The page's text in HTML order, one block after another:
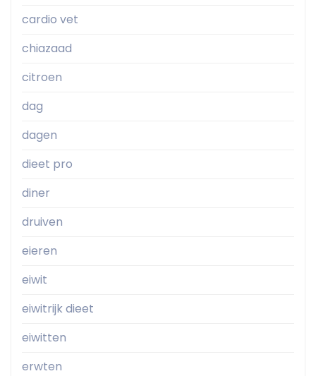
cardio vet
chiazaad
citroen
dag
dagen
dieet pro
diner
druiven
eieren
eiwit
eiwitrijk dieet
eiwitten
erwten